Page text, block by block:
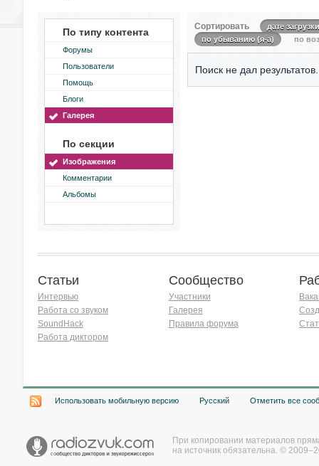
По типу контента
Форумы
Пользователи
Помощь
Блоги
Галерея
По секции
Изображения
Комментарии
Альбомы
Сортировать
дате загрузки
по убыванию (я-а)
по
Поиск не дал результатов.
Статьи
Интервью
Работа со звуком
SoundHack
Работа диктором
Сообщество
Участники
Галерея
Правила форума
Использовать мобильную версию Русский Отметить все
При копировании материалов
на источник обязательна. ©